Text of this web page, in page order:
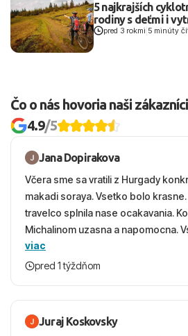
5 najkrajších
rodiny s deťmi i
pred 3 rokmi 5 minúty
Čo o nás hovoria naši zákazníci
4.9/5
Jana Dopirakova
Včera sme sa vratili z Hurgady
makadi soraya. Vsetko bolo
travelco splnila nase ocakavania.
Michalinom uzasna a napomocna.
vecernych hodinach zaco sa
krasny, cisty. Sluzby top. Strava,
viac
pred 1 týždňom
Juraj Koskovsky